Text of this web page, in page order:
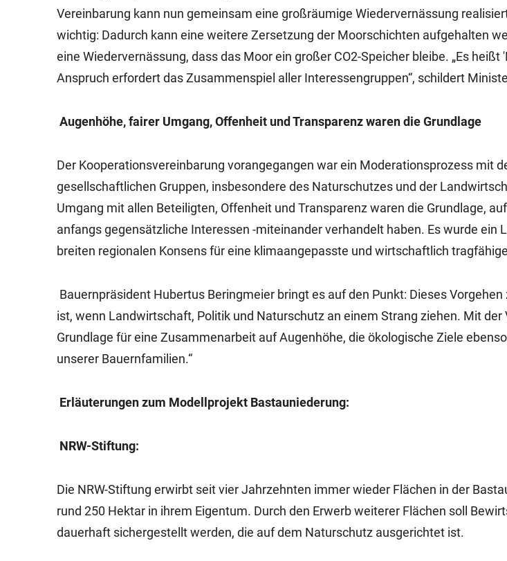
Vereinbarung kann nun gemeinsam eine großräumige Wiedervernässung
wichtig: Dadurch kann eine weitere Zersetzung der Moorschichten aufgehalten
eine Wiedervernässung, dass das Moor ein großer CO2-Speicher bleibe. „Es
Anspruch erfordert das Zusammenspiel aller Interessengruppen“, schildert
Augenhöhe, fairer Umgang, Offenheit und Transparenz waren die Grundlage
Der Kooperationsvereinbarung vorangegangen war ein Moderationsprozess mit
gesellschaftlichen Gruppen, insbesondere des Naturschutzes und der
Umgang mit allen Beteiligten, Offenheit und Transparenz waren die Grundlage,
anfangs gegensätzliche Interessen -miteinander verhandelt haben. Es wurde ein
breiten regionalen Konsens für eine klimaangepasste und wirtschaftlich
Bauernpräsident Hubertus Beringmeier bringt es auf den Punkt: Dieses
ist, wenn Landwirtschaft, Politik und Naturschutz an einem Strang ziehen. Mit der
Grundlage für eine Zusammenarbeit auf Augenhöhe, die ökologische Ziele
unserer Bauernfamilien.“
Erläuterungen zum Modellprojekt Bastauniederung:
NRW-Stiftung:
Die NRW-Stiftung erwirbt seit vier Jahrzehnten immer wieder Flächen in der
rund 250 Hektar in ihrem Eigentum. Durch den Erwerb weiterer Flächen soll
dauerhaft sichergestellt werden, die auf dem Naturschutz ausgerichtet ist.